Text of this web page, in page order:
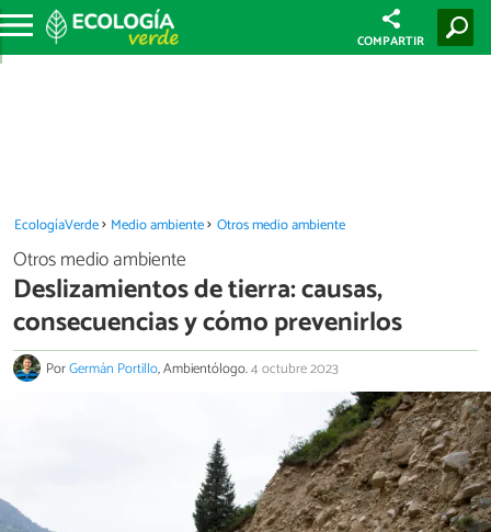
COMPARTIR
EcologíaVerde Medio ambiente Otros medio ambiente
Otros medio ambiente
Deslizamientos de tierra: causas,
consecuencias y cómo prevenirlos
PorGermán Portillo, Ambientólogo.4 octubre 2023